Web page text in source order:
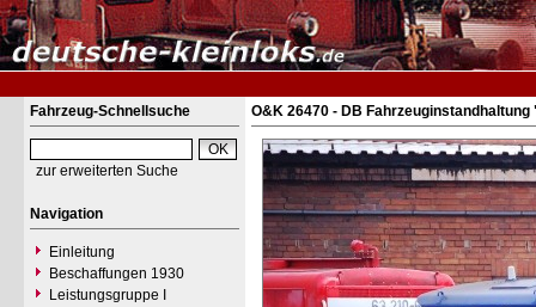
Fahrzeug-Schnellsuche
zur erweiterten Suche
Navigation
Einleitung
Beschaffungen 1930
Leistungsgruppe I
O&K 26470 - DB Fahrzeuginstandhaltung